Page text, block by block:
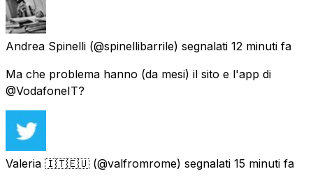
Andrea Spinelli (@spinellibarrile) segnalati 12 minuti fa
Ma che problema hanno (da mesi) il sito e l'app di
@VodafoneIT?
Valeria 🇮🇹🇪🇺 (@valfromrome) segnalati 15 minuti fa